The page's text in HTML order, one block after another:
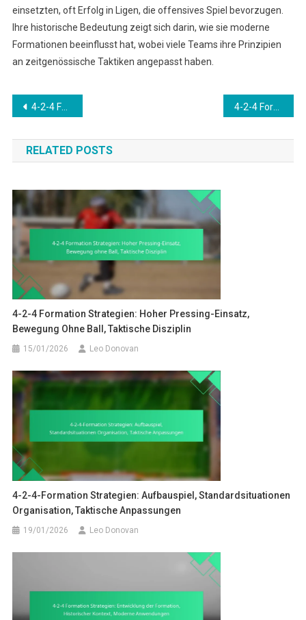
einsetzten, oft Erfolg in Ligen, die offensives Spiel bevorzugen.
Ihre historische Bedeutung zeigt sich darin, wie sie moderne
Formationen beeinflusst hat, wobei viele Teams ihre Prinzipien
an zeitgenössische Taktiken angepasst haben.
Post
navigation
4-2-4 Formation Strategien: Hoher Pressing-Einsatz, Bewegung ohne Ball, Taktische Disziplin 4-2-4 Formation: Pressing-Effektivität, Ballbesitz zurückgewinnen, Schnelle Übergänge
RELATED POSTS
4-2-4 Formation Strategien: Hoher Pressing-Einsatz,
Bewegung Ohne Ball, Taktische Disziplin
15/01/2026 Leo Donovan
4-2-4-Formation Strategien: Aufbauspiel, Standardsituationen
Organisation, Taktische Anpassungen
19/01/2026 Leo Donovan